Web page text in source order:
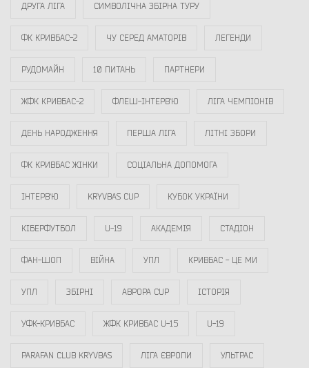
ДРУГА ЛІГА СИМВОЛІЧНА ЗБІРНА ТУРУ
ФК КРИВБАС-2 ЧУ СЕРЕД АМАТОРІВ ЛЕГЕНДИ
РУДОМАЙН 10 ПИТАНЬ ПАРТНЕРИ
ЖФК КРИВБАС-2 ФЛЕШ-ІНТЕРВ`Ю ЛІГА ЧЕМПІОНІВ
ДЕНЬ НАРОДЖЕННЯ ПЕРША ЛІГА ЛІТНІ ЗБОРИ
ФК КРИВБАС ЖІНКИ СОЦІАЛЬНА ДОПОМОГА
ІНТЕРВ`Ю KRYVBAS CUP КУБОК УКРАЇНИ
КІБЕРФУТБОЛ U-19 АКАДЕМІЯ СТАДІОН
ФАН-ШОП ВІЙНА УПЛ КРИВБАС - ЦЕ МИ
УПЛ ЗБІРНІ АВРОРА CUP ІСТОРІЯ
УФК-КРИВБАС ЖФК КРИВБАС U-15 U-19
PARAFAN CLUB KRYVBAS ЛІГА ЄВРОПИ УЛЬТРАС